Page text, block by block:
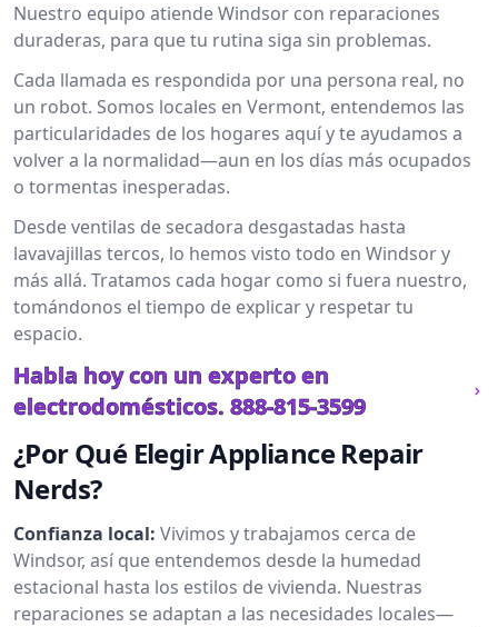
Nuestro equipo atiende Windsor con reparaciones
duraderas, para que tu rutina siga sin problemas.
Cada llamada es respondida por una persona real, no
un robot. Somos locales en Vermont, entendemos las
particularidades de los hogares aquí y te ayudamos a
volver a la normalidad—aun en los días más ocupados
o tormentas inesperadas.
Desde ventilas de secadora desgastadas hasta
lavavajillas tercos, lo hemos visto todo en Windsor y
más allá. Tratamos cada hogar como si fuera nuestro,
tomándonos el tiempo de explicar y respetar tu
espacio.
Habla hoy con un experto en
electrodomésticos. 888-815-3599
¿Por Qué Elegir Appliance Repair
Nerds?
Confianza local: Vivimos y trabajamos cerca de
Windsor, así que entendemos desde la humedad
estacional hasta los estilos de vivienda. Nuestras
reparaciones se adaptan a las necesidades locales—